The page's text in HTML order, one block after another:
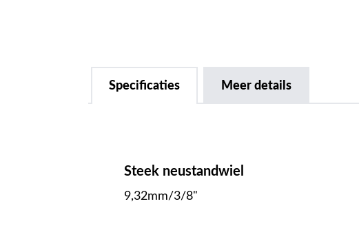
Specificaties Meer details
Steek neustandwiel
9,32mm/3/8"